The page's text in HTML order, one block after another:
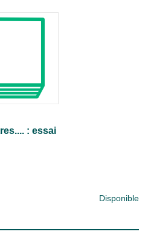
: essai
Disponible